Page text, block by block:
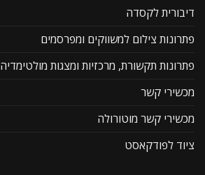
דיבורית לקסדה
פתרונות צילום למשווקים ומפרסמים
פתרונות תקשורת, מרכזיות ומצגות מולטימדיה
מכשירי קשר
מכשירי קשר מוטורולה
ציוד לפודקאסט